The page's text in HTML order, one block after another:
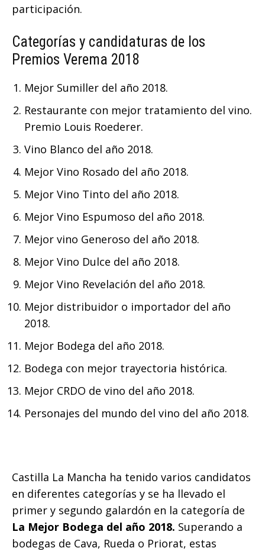
participación.
Categorías y candidaturas de los
Premios Verema 2018
Mejor Sumiller del año 2018.
Restaurante con mejor tratamiento del vino.
Premio Louis Roederer.
Vino Blanco del año 2018.
Mejor Vino Rosado del año 2018.
Mejor Vino Tinto del año 2018.
Mejor Vino Espumoso del año 2018.
Mejor vino Generoso del año 2018.
Mejor Vino Dulce del año 2018.
Mejor Vino Revelación del año 2018.
Mejor distribuidor o importador del año
2018.
Mejor Bodega del año 2018.
Bodega con mejor trayectoria histórica.
Mejor CRDO de vino del año 2018.
Personajes del mundo del vino del año 2018.
Castilla La Mancha ha tenido varios candidatos
en diferentes categorías y se ha llevado el
primer y segundo galardón en la categoría de
La Mejor Bodega del año 2018. Superando a
bodegas de Cava, Rueda o Priorat, estas